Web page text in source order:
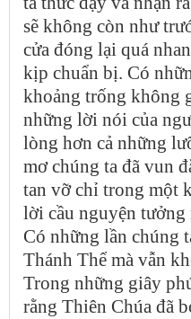
sẽ không còn như
cửa đóng lại quá
kịp chuẩn bị. Có
khoảng trống không
những lời nói của
lòng hơn cả những
mơ chúng ta đã vun
tan vỡ chỉ trong một
lời cầu nguyện
Có những lần chúng
Thánh Thể mà vẫn
Trong những giây
rằng Thiên Chúa đã